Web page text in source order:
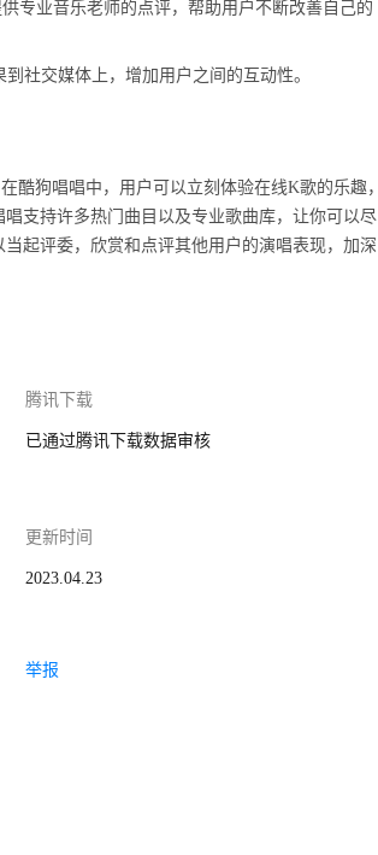
专业音乐老师的点评，帮助用户不断改善自己的
社交媒体上，增加用户之间的互动性。
酷狗唱唱中，用户可以立刻体验在线K歌的乐趣，
支持许多热门曲目以及专业歌曲库，让你可以尽
起评委，欣赏和点评其他用户的演唱表现，加深
腾讯下载
已通过腾讯下载数据审核
更新时间
2023.04.23
举报